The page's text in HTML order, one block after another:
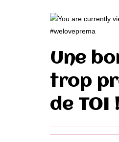
Une
trop
de TOI